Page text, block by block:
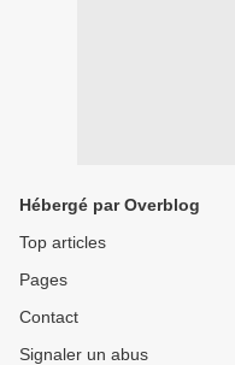
Hébergé par Overblog
Top articles
Pages
Contact
Signaler un abus